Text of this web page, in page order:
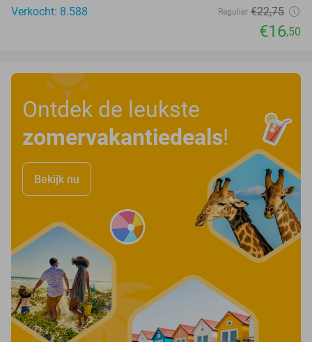
Verkocht: 8.588
Regulier €22,75
€16,50
Ontdek de leukste
zomervakantiedeals!
Bekijk nu